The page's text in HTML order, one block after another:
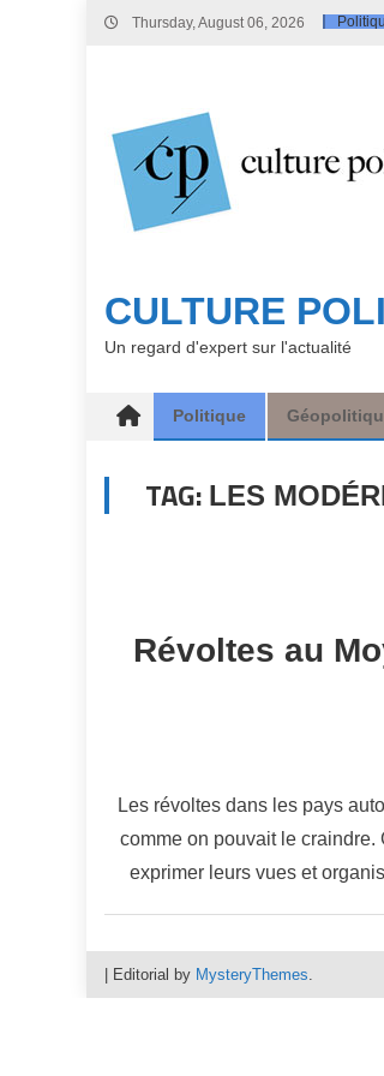
Skip
Thursday, August 06, 2026
CULTURE
Un regard d'expert sur l'actualité
Politique
TAG: LES
Révoltes au
Les révoltes dans les pays
comme on pouvait le craindre.
exprimer leurs vues et
Editorial by MysteryThemes.